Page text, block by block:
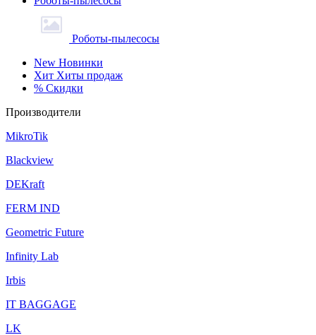
Роботы-пылесосы
New Новинки
Хит Хиты продаж
% Скидки
Производители
MikroTik
Blackview
DEKraft
FERM IND
Geometric Future
Infinity Lab
Irbis
IT BAGGAGE
LK